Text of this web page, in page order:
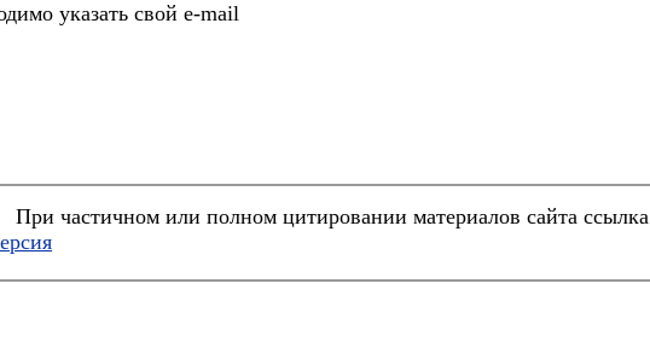
указать свой e-mail
При частичном или полном цитировании материалов сайта